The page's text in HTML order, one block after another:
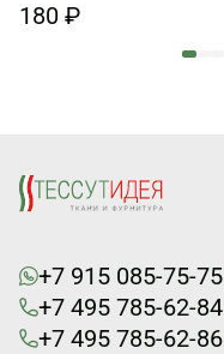
180 ₽
+7 915 085-75-75
+7 495 785-62-84
+7 495 785-62-86